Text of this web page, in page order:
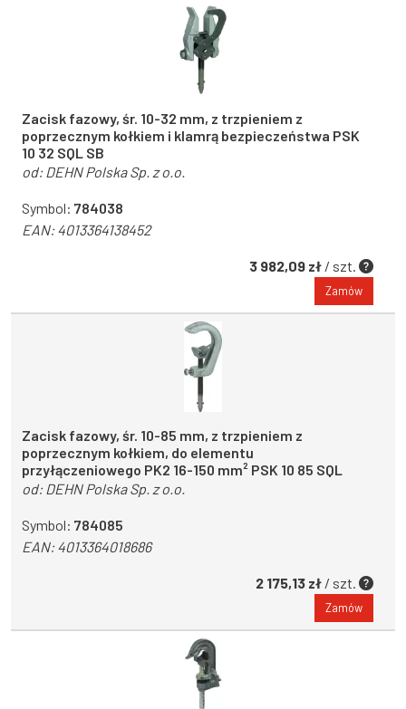
Zacisk fazowy, śr. 10-32 mm, z trzpieniem z
poprzecznym kołkiem i klamrą bezpieczeństwa PSK
10 32 SQL SB
od: DEHN Polska Sp. z o.o.
Symbol: 784038
EAN:4013364138452
3 982,09 zł / szt.
Zamów
Zacisk fazowy, śr. 10-85 mm, z trzpieniem z
poprzecznym kołkiem, do elementu
przyłączeniowego PK2 16-150 mm² PSK 10 85 SQL
od: DEHN Polska Sp. z o.o.
Symbol: 784085
EAN:4013364018686
2 175,13 zł / szt.
Zamów